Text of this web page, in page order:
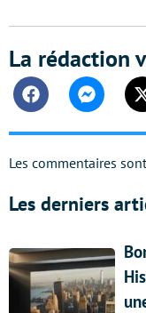
La rédaction
Facebook
Les commentaires
Les derniers